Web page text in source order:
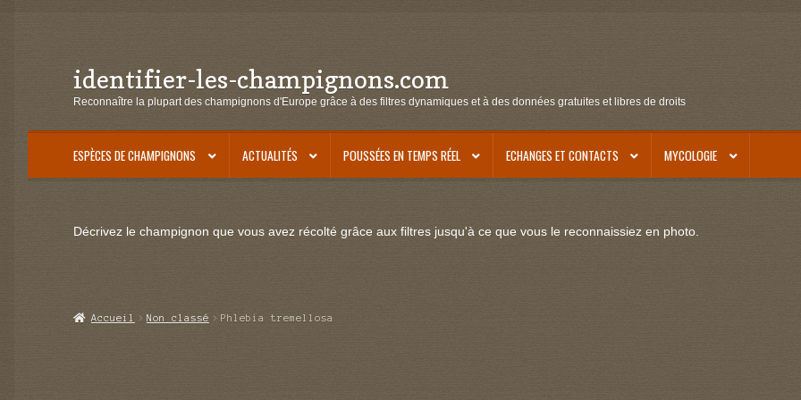
Aller
à
navigation
Aller
au
identifier-les-champignons.com
Reconnaître la plupart des champignons d'Europe grâce à des filtres dynamiques et à des données gratuites et libres de droits
ESPÈCES DE CHAMPIGNONS ACTUALITÉS POUSSÉES EN TEMPS RÉEL ECHANGES ET CONTACTS MYCOLOGIE
Décrivez le champignon que vous avez récolté grâce aux filtres jusqu'à ce que vous le reconnaissiez en photo.
Accueil Non classé Phlebia tremellosa